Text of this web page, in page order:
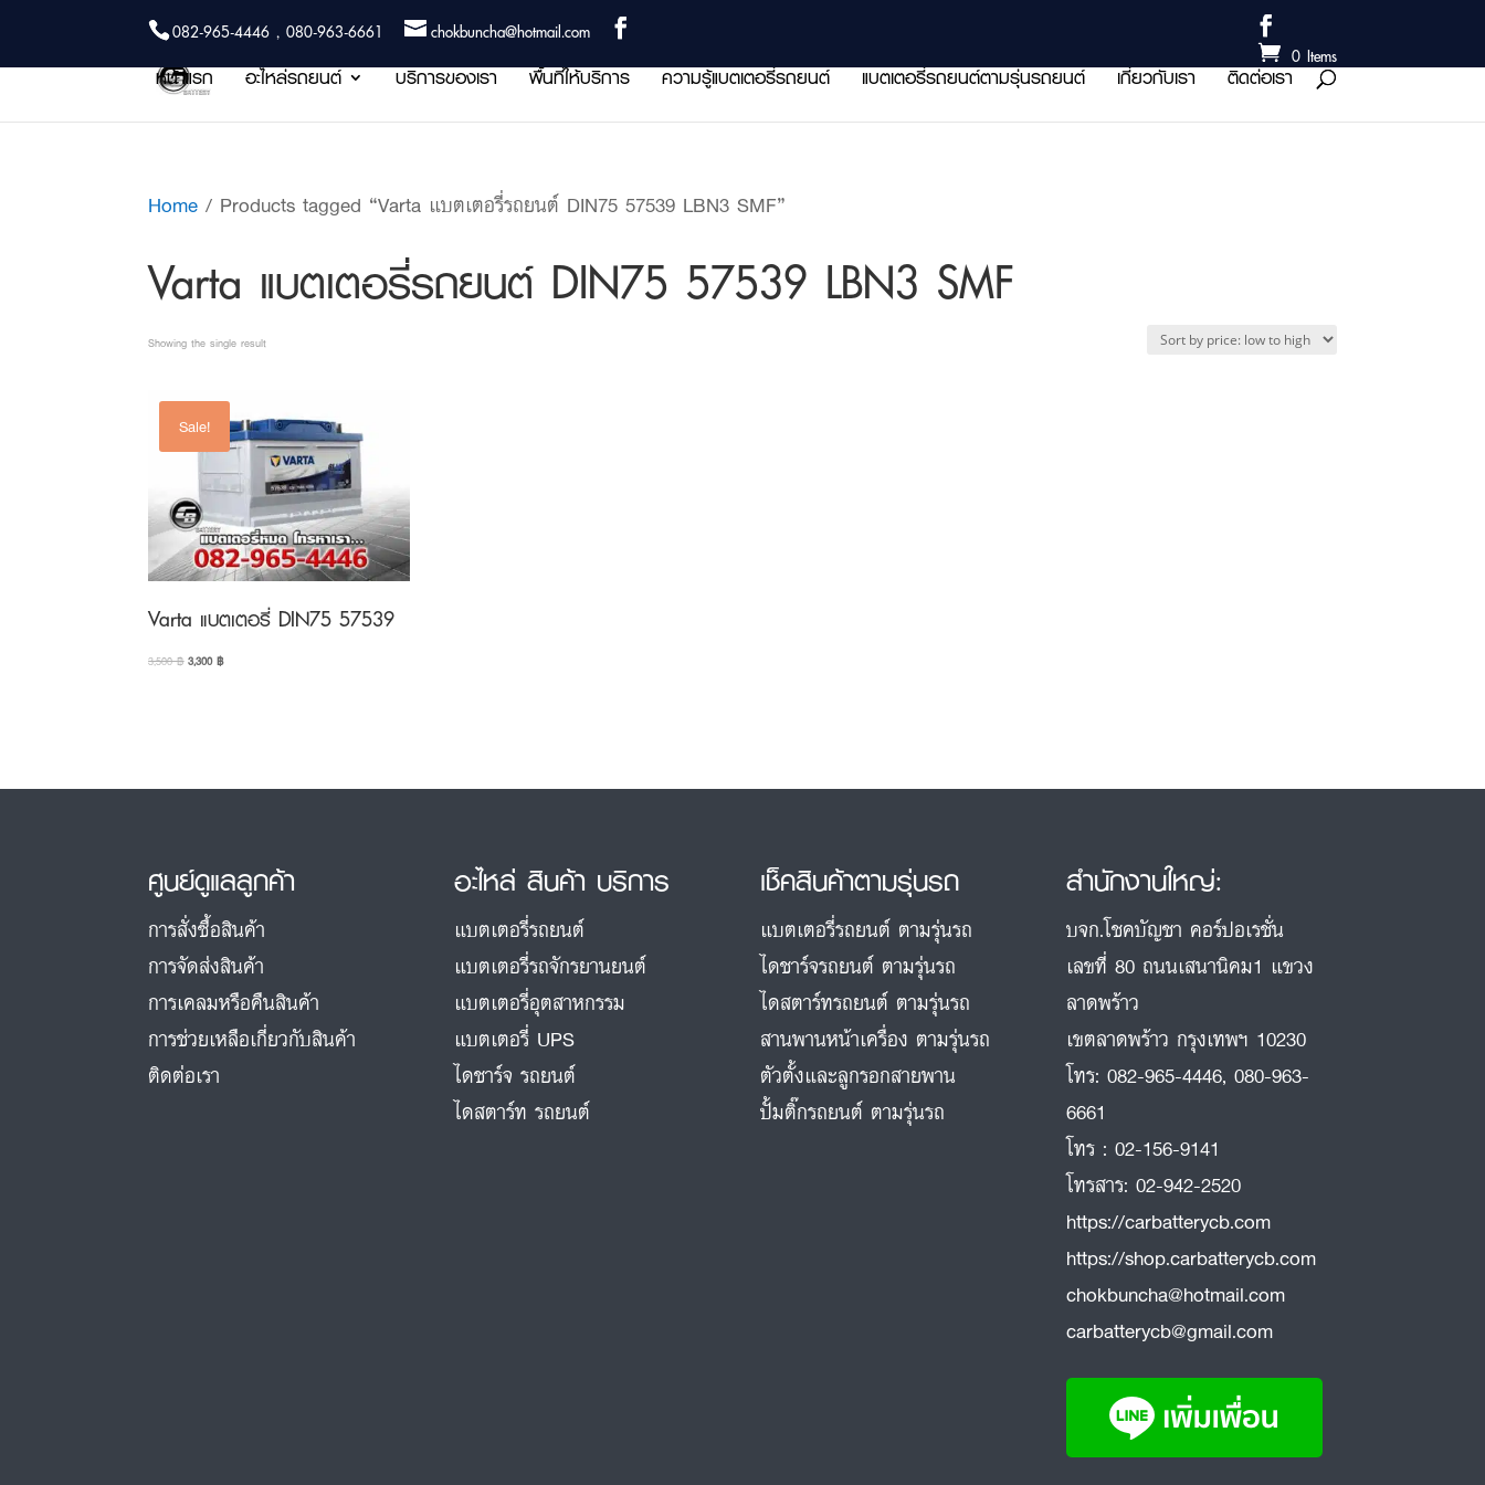
082-965-4446 , 080-963-6661
chokbuncha@hotmail.com
0 Items
หน้าแรก อะไหล่รถยนต์ บริการของเรา พื้นที่ให้บริการ ความรู้แบตเตอรี่รถยนต์ แบตเตอรี่รถยนต์ตามรุ่นรถยนต์ เกี่ยวกับเรา ติดต่อเรา
Home / Products tagged “Varta แบตเตอรี่รถยนต์ DIN75 57539 LBN3 SMF”
Varta แบตเตอรี่รถยนต์ DIN75 57539 LBN3 SMF
Showing the single result
Sale!
Varta แบตเตอรี่ DIN75 57539
3,500฿Original
3,300฿Current
ศูนย์ดูแลลูกค้า
การสั่งซื้อสินค้า
การจัดส่งสินค้า
การเคลมหรือคืนสินค้า
การช่วยเหลือเกี่ยวกับสินค้า
ติดต่อเรา
อะไหล่ สินค้า บริการ
แบตเตอรี่รถยนต์
แบตเตอรี่รถจักรยานยนต์
แบตเตอรี่อุตสาหกรรม
แบตเตอรี่ UPS
ไดชาร์จ รถยนต์
ไดสตาร์ท รถยนต์
เช็คสินค้าตามรุ่นรถ
แบตเตอรี่รถยนต์ ตามรุ่นรถ
ไดชาร์จรถยนต์ ตามรุ่นรถ
ไดสตาร์ทรถยนต์ ตามรุ่นรถ
สานพานหน้าเครื่อง ตามรุ่นรถ
ตัวตั้งและลูกรอกสายพาน
ปั้มติ๊กรถยนต์ ตามรุ่นรถ
สำนักงานใหญ่:
บจก.โชคบัญชา คอร์ปอเรชั่น
เลขที่ 80 ถนนเสนานิคม1 แขวง
ลาดพร้าว
เขตลาดพร้าว กรุงเทพฯ 10230
โทร: 082-965-4446, 080-963-
6661
โทร : 02-156-9141
โทรสาร: 02-942-2520
https://carbatterycb.com
https://shop.carbatterycb.com
chokbuncha@hotmail.com
carbatterycb@gmail.com